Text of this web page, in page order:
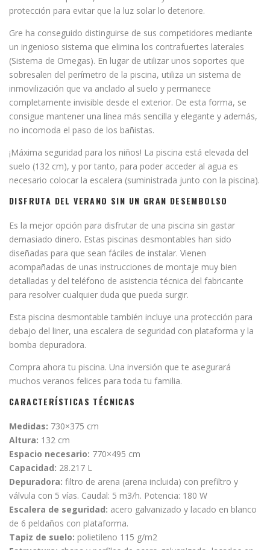
protección para evitar que la luz solar lo deteriore.
Gre ha conseguido distinguirse de sus competidores mediante
un ingenioso sistema que elimina los contrafuertes laterales
(Sistema de Omegas). En lugar de utilizar unos soportes que
sobresalen del perímetro de la piscina, utiliza un sistema de
inmovilización que va anclado al suelo y permanece
completamente invisible desde el exterior. De esta forma, se
consigue mantener una línea más sencilla y elegante y además,
no incomoda el paso de los bañistas.
¡Máxima seguridad para los niños! La piscina está elevada del
suelo (132 cm), y por tanto, para poder acceder al agua es
necesario colocar la escalera (suministrada junto con la piscina).
DISFRUTA DEL VERANO SIN UN GRAN DESEMBOLSO
Es la mejor opción para disfrutar de una piscina sin gastar
demasiado dinero. Estas piscinas desmontables han sido
diseñadas para que sean fáciles de instalar. Vienen
acompañadas de unas instrucciones de montaje muy bien
detalladas y del teléfono de asistencia técnica del fabricante
para resolver cualquier duda que pueda surgir.
Esta piscina desmontable también incluye una protección para
debajo del liner, una escalera de seguridad con plataforma y la
bomba depuradora.
Compra ahora tu piscina. Una inversión que te asegurará
muchos veranos felices para toda tu familia.
CARACTERÍSTICAS TÉCNICAS
Medidas: 730×375 cm
Altura: 132 cm
Espacio necesario: 770×495 cm
Capacidad: 28.217 L
Depuradora: filtro de arena (arena incluida) con prefiltro y
válvula con 5 vías. Caudal: 5 m3/h. Potencia: 180 W
Escalera de seguridad: acero galvanizado y lacado en blanco
de 6 peldaños con plataforma.
Tapiz de suelo: polietileno 115 g/m2